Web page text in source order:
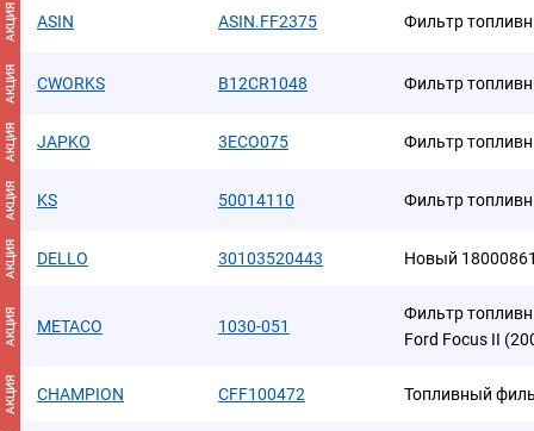
АКЦИЯ ASIN ASIN.FF2375 Фильтр
АКЦИЯ CWORKS B12CR1048 Фильтр
АКЦИЯ JAPKO 3ECO075 Фильтр
АКЦИЯ KS 50014110 Фильтр
АКЦИЯ DELLO 30103520443 Новый
АКЦИЯ METACO 1030-051
Фильтр
Ford Focus II
АКЦИЯ CHAMPION CFF100472 Топливный